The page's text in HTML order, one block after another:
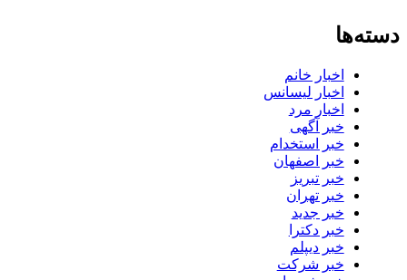
دسته‌ها
اخبار خانم
اخبار لیسانس
اخبار مرد
خبر آگهی
خبر استخدام
خبر اصفهان
خبر تبریز
خبر تهران
خبر جدید
خبر دکترا
خبر دیپلم
خبر شرکت